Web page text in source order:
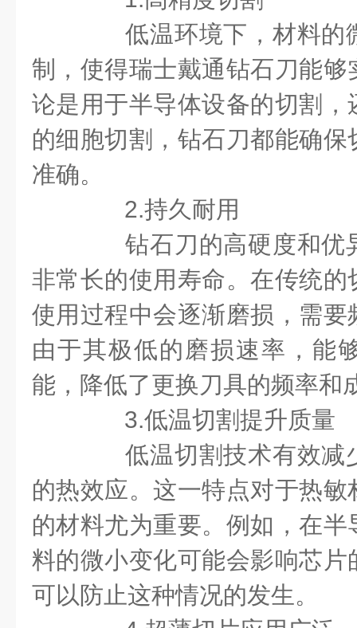
低温环境下，材料的
制，使得瑞士戴通钻石刀能
论是用于半导体设备的切割
的细胞切割，钻石刀都能确
准确。
2.持久耐用
钻石刀的高硬度和优
非常长的使用寿命。在传统
使用过程中会逐渐磨损，需
由于其极低的磨损速率，能
能，降低了更换刀具的频率和
3.低温切割提升质量
低温切割技术有效减
的热效应。这一特点对于热
的材料尤为重要。例如，在
料的微小变化可能会影响芯
可以防止这种情况的发生。